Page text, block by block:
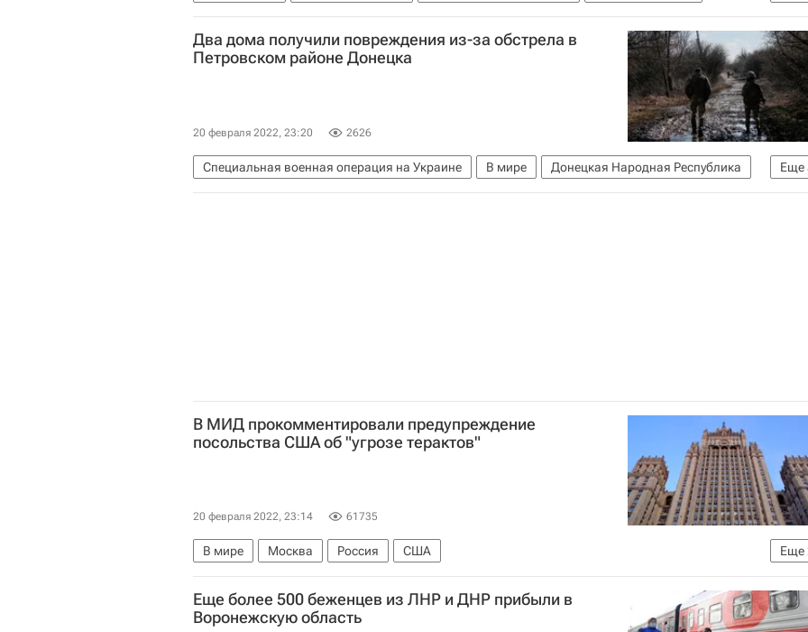
Баскетбол
Два дома получили повреждения из-за обстрела в
Петровском районе Донецка
20 февраля 2022, 23:20 2626
Еще
Специальная военная операция на Украине В мире
Донецкая Народная Республика
Луганская Народная Республика
СЦКК Ситуация в ДНР и ЛНР
В МИД прокомментировали предупреждение
посольства США об "угрозе терактов"
20 февраля 2022, 23:14 61735
Еще
В мире Москва Россия
США
Министерство иностранных дел Российской Федерации (МИД РФ)
Мария Захарова
Еще более 500 беженцев из ЛНР и ДНР прибыли в
Воронежскую область